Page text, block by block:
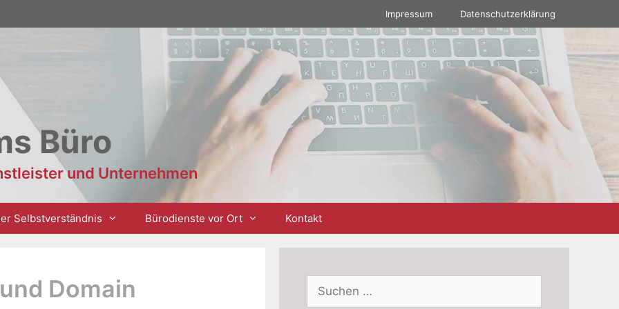
Impressum Datenschutzerklärung
Büro
und Unternehmen
Selbstverständnis Bürodienste vor Ort Kontakt
Domain
Suchen
nach: